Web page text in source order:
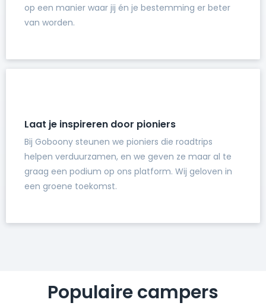
op een manier waar jij én je bestemming er beter
van worden.
Laat je inspireren door pioniers
Bij Goboony steunen we pioniers die roadtrips
helpen verduurzamen, en we geven ze maar al te
graag een podium op ons platform. Wij geloven in
een groene toekomst.
Populaire campers